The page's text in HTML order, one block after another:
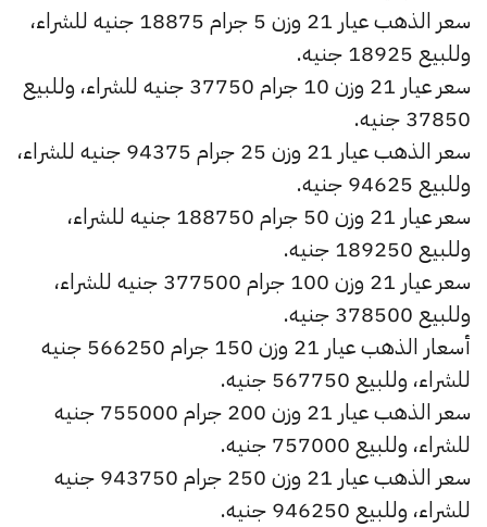
سعر الذهب عيار 21 وزن 5 جرام 18875 جنيه للشراء،
وللبيع 18925 جنيه.
سعر عيار 21 وزن 10 جرام 37750 جنيه للشراء، وللبيع
37850 جنيه.
سعر الذهب عيار 21 وزن 25 جرام 94375 جنيه للشراء،
وللبيع 94625 جنيه.
سعر عيار 21 وزن 50 جرام 188750 جنيه للشراء،
وللبيع 189250 جنيه.
سعر عيار 21 وزن 100 جرام 377500 جنيه للشراء،
وللبيع 378500 جنيه.
أسعار الذهب عيار 21 وزن 150 جرام 566250 جنيه
للشراء، وللبيع 567750 جنيه.
سعر الذهب عيار 21 وزن 200 جرام 755000 جنيه
للشراء، وللبيع 757000 جنيه.
سعر الذهب عيار 21 وزن 250 جرام 943750 جنيه
للشراء، وللبيع 946250 جنيه.